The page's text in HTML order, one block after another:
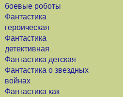
боевые роботы
Фантастика
героическая
Фантастика
детективная
Фантастика детская
Фантастика о звездных
войнах
Фантастика как